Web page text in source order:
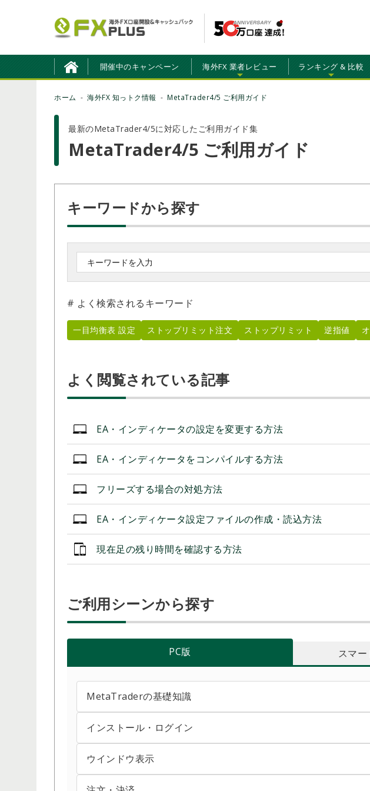
開催中のキャンペーン 海外FX 業者レビュー ランキング & 比較
ホーム 海外FX 知っトク情報 MetaTrader4/5 ご利用ガイド
最新のMetaTrader4/5に対応したご利用ガイド集
MetaTrader4/5 ご利用ガイド
キーワードから探す
# よく検索されるキーワード
一目均衡表 設定 ストップリミット注文 ストップリミット 逆指値
よく閲覧されている記事
EA・インディケータの設定を変更する方法
EA・インディケータをコンパイルする方法
フリーズする場合の対処方法
EA・インディケータ設定ファイルの作成・読込方法
現在足の残り時間を確認する方法
ご利用シーンから探す
PC版 スマ
MetaTraderの基礎知識
MT4/MT5からデモ口座を開設する方法
MetaTraderのショートカットキー操作
MetaTraderの初期画面と見方
インストール・ログイン
MetaTraderをアンインストールする方法
ダウンロード・インストールする方法（Mac版）
ウインドウ表示